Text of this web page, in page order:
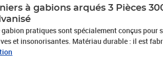
à gabions arqués 3 Pièces
gabion pratiques sont spécialement conçus pour
Matériau durable : il est fabriqué en fer
à la corrosion pour plus de stabilité et de